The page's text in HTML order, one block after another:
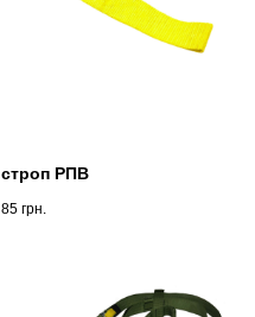
строп РПВ
85 грн.